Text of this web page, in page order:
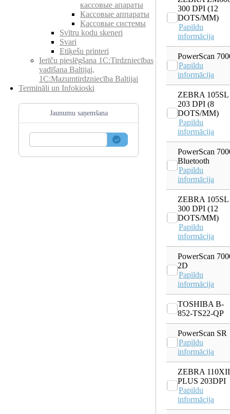
кассовые апараты
Кассовые аппараты
Кассовые системы
Svītru kodu skeneri
Svari
Etiķešu printeri
Ierīču pieslēgšana 1C:Tirdzniecības
vadīšana Baltijai,
1C:Mazumtirdzniecība Baltijai
Termināli un Infokioski
Jaunumu saņemšana
300 DPI (12
DOTS/MM)
Papildu
informācija
PowerScan
Papildu
informācija
ZEBRA 105SL
203 DPI (8
DOTS/MM)
Papildu
informācija
PowerScan
Bluetooth
Papildu
informācija
ZEBRA 105SL
300 DPI (12
DOTS/MM)
Papildu
informācija
PowerScan
2D
Papildu
informācija
TOSHIBA B-
852-TS22-QP
PowerScan SR
Papildu
informācija
ZEBRA
PLUS 203DPI
Papildu
informācija